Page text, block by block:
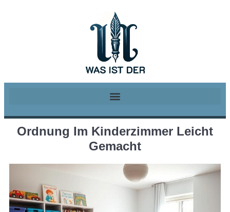
Ordnung Im Kinderzimmer Leicht
Gemacht